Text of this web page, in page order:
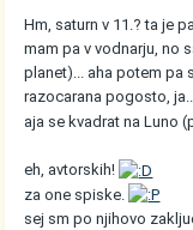
Hm, saturn v 11.? ta je
mam pa v vodnarju, no
planet)... aha potem pa
razocarana pogosto, ja...
aja se kvadrat na Luno
eh, avtorskih!
za one spiske.
sej sm po njihovo